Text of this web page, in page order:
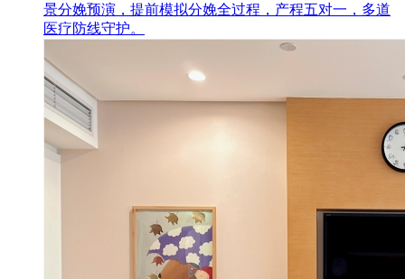
景分娩预演，提前模拟分娩全过程，产程五对一，多道
医疗防线守护。